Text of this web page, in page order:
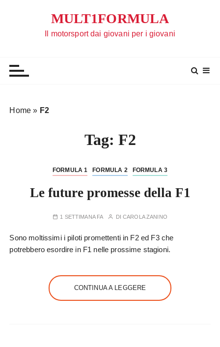
MULT1FORMULA
Il motorsport dai giovani per i giovani
Home » F2
Tag: F2
FORMULA 1 FORMULA 2 FORMULA 3
Le future promesse della F1
1 SETTIMANA FA DI CAROLA ZANINO
Sono moltissimi i piloti promettenti in F2 ed F3 che
potrebbero esordire in F1 nelle prossime stagioni.
CONTINUA A LEGGERE